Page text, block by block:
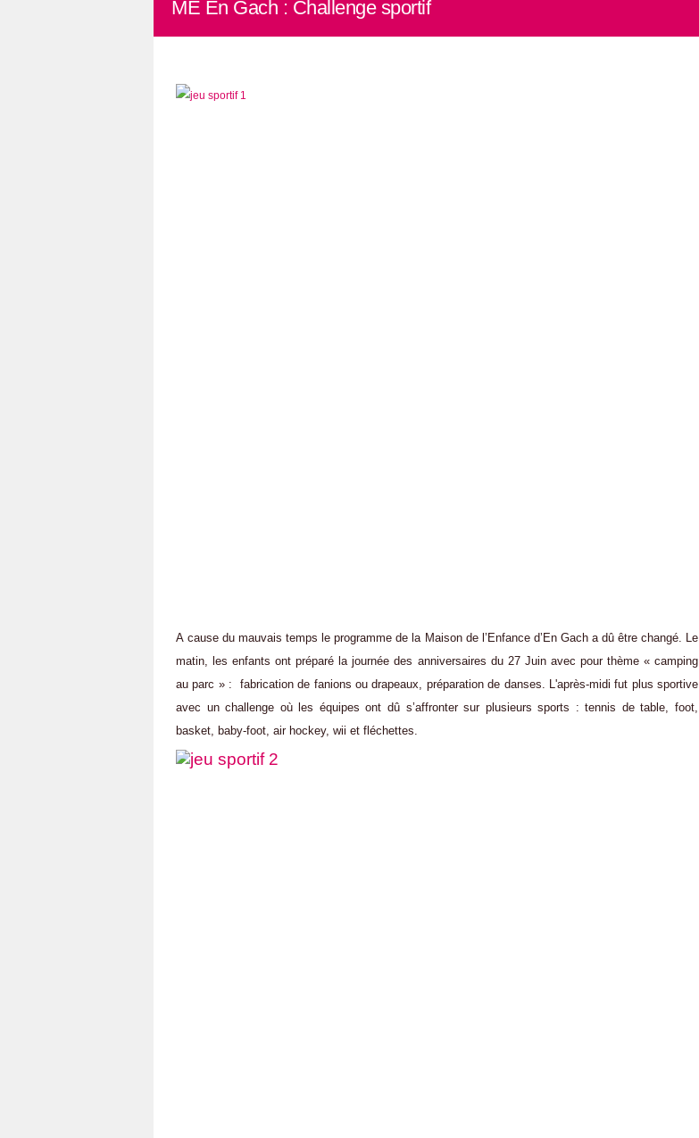
ME En Gach : Challenge sportif
A cause du mauvais temps le programme de la Maison de l’Enfance d’En Gach a dû être changé. Le
matin, les enfants ont préparé la journée des anniversaires du 27 Juin avec pour thème « camping
au parc » : fabrication de fanions ou drapeaux, préparation de danses. L'après-midi fut plus sportive
avec un challenge où les équipes ont dû s’affronter sur plusieurs sports : tennis de table, foot,
basket, baby-foot, air hockey, wii et fléchettes.